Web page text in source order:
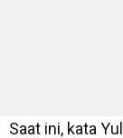
Saat ini, kata